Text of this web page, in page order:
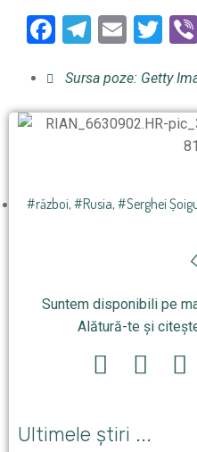
Facebook
Sursa poze: Getty
#război, #Rusia, #Serghei
Suntem disponibili pe
Alătură-te și
Ultimele știri ...